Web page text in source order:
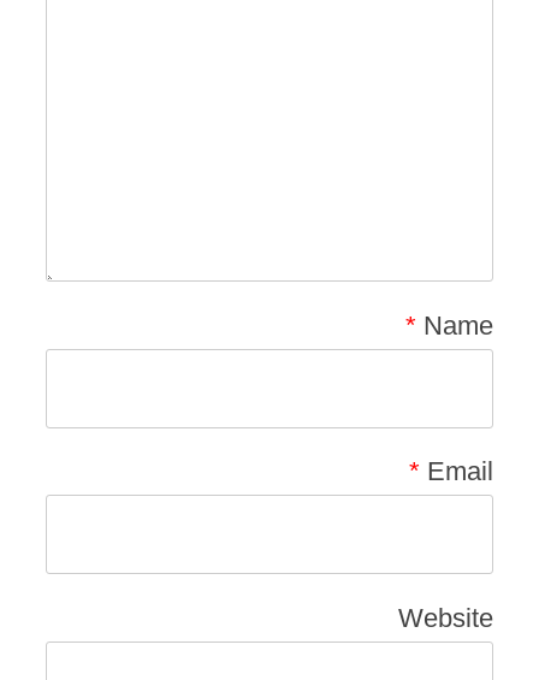
Name
*
Email
*
Website